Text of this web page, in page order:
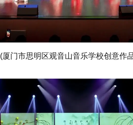
(厦门市思明区观音山音乐学校创意作